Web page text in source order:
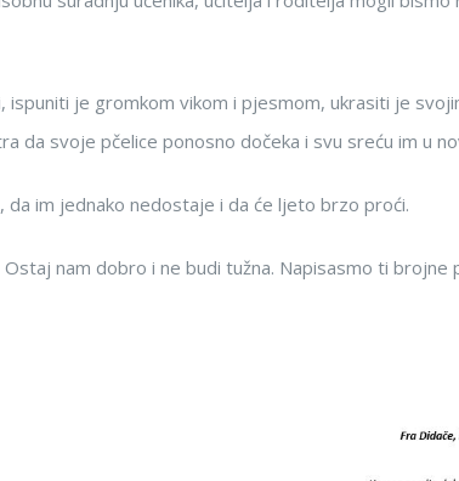
je gromkom vikom i pjesmom, ukrasiti je
da svoje pčelice ponosno dočeka i svu sreću im u
da im jednako nedostaje i da će ljeto brzo proći.
nam dobro i ne budi tužna. Napisasmo ti brojne